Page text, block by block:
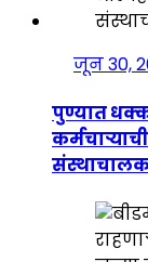
जून 30,
पुण्यात